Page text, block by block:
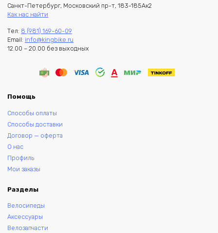
Санкт-Петербург, Московский пр-т, 183-185Ак2
Как нас найти
Тел: 8 (981) 169-60-09
Email: info@kingbike.ru
12.00 – 20.00 без выходных
Помощь
Способы оплаты
Способы доставки
Договор — оферта
О нас
Профиль
Мои заказы
Разделы
Велосипеды
Аксессуары
Велозапчасти